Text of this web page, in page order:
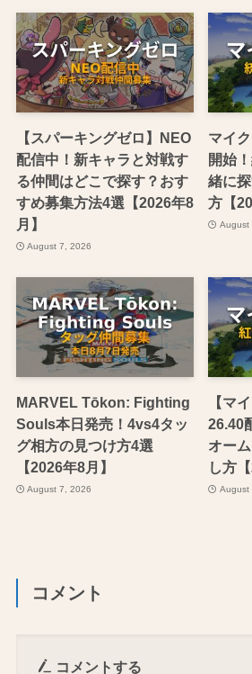
【スパーキングゼロ】NEO
配信中！新キャラと対戦す
る仲間はどこで探す？おす
すめ募集方法4選【2026年8
月】
August 7, 2026
マイ
開始
緒に
方【
August
MARVEL Tōkon: Fighting
Souls本日発売！4vs4タッ
グ相方の見つけ方4選
【2026年8月】
August 7, 2026
【マ
26.40
オー
し方
August
コメント
コメントする